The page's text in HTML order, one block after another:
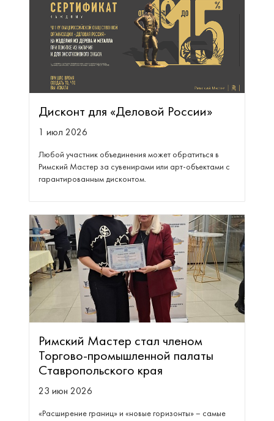
Дисконт для «Деловой России»
1 июл 2026
Любой участник объединения может обратиться в
Римский Мастер за сувенирами или арт-объектами с
гарантированным дисконтом.
Римский Мастер стал членом
Торгово-промышленной палаты
Ставропольского края
23 июн 2026
«Расширение границ» и «новые горизонты» – самые